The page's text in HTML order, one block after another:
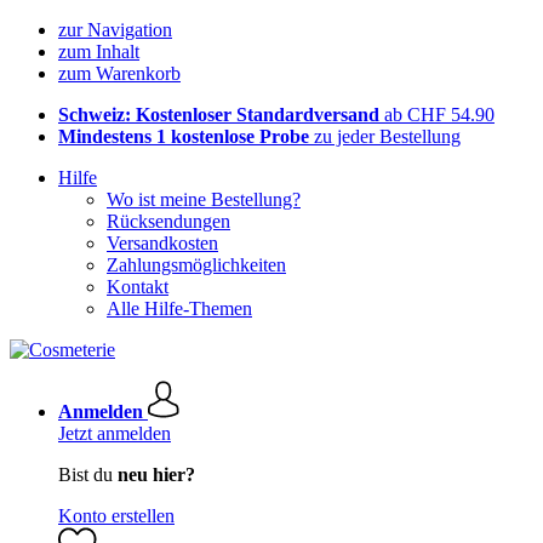
zur Navigation
zum Inhalt
zum Warenkorb
Schweiz: Kostenloser Standardversand ab CHF 54.90
Mindestens 1 kostenlose Probe zu jeder Bestellung
Hilfe
Wo ist meine Bestellung?
Rücksendungen
Versandkosten
Zahlungsmöglichkeiten
Kontakt
Alle Hilfe-Themen
Anmelden
Jetzt anmelden
Bist du neu hier?
Konto erstellen